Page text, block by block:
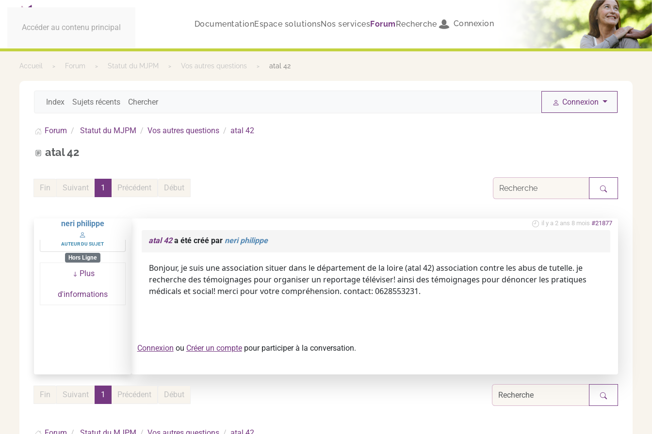
Accéder au contenu principal DocumentationEspace solutionsNos servicesForumRecherche Connexion
Accueil Forum Statut du MJPM Vos autres questions atal 42
Index Sujets récents Chercher Connexion
Forum Statut du MJPM Vos autres questions atal 42
atal 42
Début
Précédent
1
Suivant
Fin
neri philippe
AUTEUR DU SUJET
Hors Ligne
Plus
d'informations
il y a 2 ans 8 mois #21877
atal 42a été créé par neri philippe
Bonjour, je suis une association situer dans le département de la loire (atal 42) association contre les abus de tutelle. je
recherche des témoignages pour organiser un reportage téléviser! ainsi des témoignages pour dénoncer les pratiques
médicals et social! merci pour votre compréhension. contact: 0628553231.
Connexion ou Créer un comptepour participer à la conversation.
Début
Précédent
1
Suivant
Fin